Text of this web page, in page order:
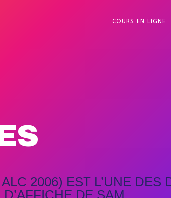
COURS EN LIGNE
2006) EST L’UNE DES
D’AFFICHE DE SAM